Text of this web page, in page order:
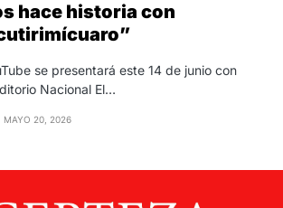
hace historia con
se presentará este 14 de junio con
Nacional El…
MAYO 20, 2026